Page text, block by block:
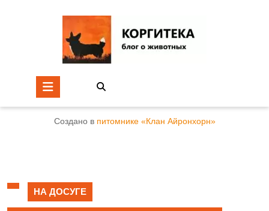
Создано в питомнике «Клан Айронхорн»
НА ДОСУГЕ